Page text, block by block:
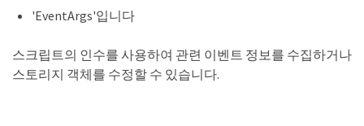
'EventArgs'입니다
스크립트의 인수를 사용하여 관련 이벤트 정보를 수집하거나
스토리지 객체를 수정할 수 있습니다.